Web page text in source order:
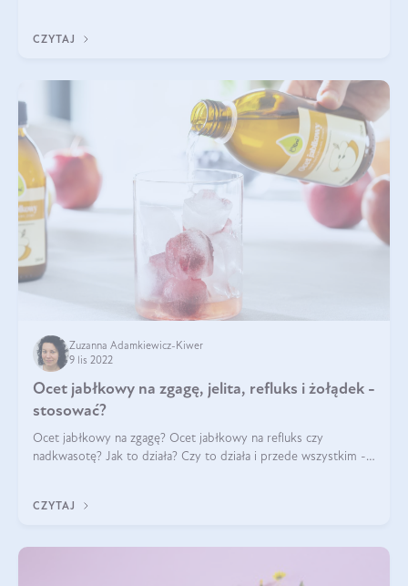
CZYTAJ
Zuzanna Adamkiewicz-Kiwer
9 lis 2022
Ocet jabłkowy na zgagę, jelita, refluks i żołądek -
stosować?
Ocet jabłkowy na zgagę? Ocet jabłkowy na refluks czy
nadkwasotę? Jak to działa? Czy to działa i przede wszystkim -
CZYTAJ